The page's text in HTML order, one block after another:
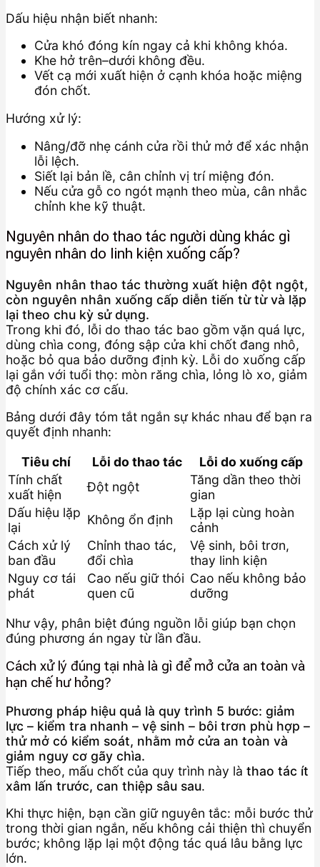
Dấu hiệu nhận biết nhanh:
Cửa khó đóng kín ngay cả khi không khóa.
Khe hở trên–dưới không đều.
Vết cạ mới xuất hiện ở cạnh khóa hoặc miệng
đón chốt.
Hướng xử lý:
Nâng/đỡ nhẹ cánh cửa rồi thử mở để xác nhận
lỗi lệch.
Siết lại bản lề, cân chỉnh vị trí miệng đón.
Nếu cửa gỗ co ngót mạnh theo mùa, cân nhắc
chỉnh khe kỹ thuật.
Nguyên nhân do thao tác người dùng khác gì
nguyên nhân do linh kiện xuống cấp?
Nguyên nhân thao tác thường xuất hiện đột ngột,
còn nguyên nhân xuống cấp diễn tiến từ từ và lặp
lại theo chu kỳ sử dụng.
Trong khi đó, lỗi do thao tác bao gồm vặn quá lực,
dùng chìa cong, đóng sập cửa khi chốt đang nhô,
hoặc bỏ qua bảo dưỡng định kỳ. Lỗi do xuống cấp
lại gắn với tuổi thọ: mòn răng chìa, lỏng lò xo, giảm
độ chính xác cơ cấu.
Bảng dưới đây tóm tắt ngắn sự khác nhau để bạn ra
quyết định nhanh:
Tiêu chí
Lỗi do thao tác
Lỗi do xuống cấp
Tính chất
xuất hiện
Đột ngột
Tăng dần theo thời
gian
Dấu hiệu lặp
lại
Không ổn định
Lặp lại cùng hoàn
cảnh
Cách xử lý
ban đầu
Chỉnh thao tác,
đổi chìa
Vệ sinh, bôi trơn,
thay linh kiện
Nguy cơ tái
phát
Cao nếu giữ thói
quen cũ
Cao nếu không bảo
dưỡng
Như vậy, phân biệt đúng nguồn lỗi giúp bạn chọn
đúng phương án ngay từ lần đầu.
Cách xử lý đúng tại nhà là gì để mở cửa an toàn và
hạn chế hư hỏng?
Phương pháp hiệu quả là quy trình 5 bước: giảm
lực – kiểm tra nhanh – vệ sinh – bôi trơn phù hợp –
thử mở có kiểm soát, nhằm mở cửa an toàn và
giảm nguy cơ gãy chìa.
Tiếp theo, mấu chốt của quy trình này là thao tác ít
xâm lấn trước, can thiệp sâu sau.
Khi thực hiện, bạn cần giữ nguyên tắc: mỗi bước thử
trong thời gian ngắn, nếu không cải thiện thì chuyển
bước; không lặp lại một động tác quá lâu bằng lực
lớn.